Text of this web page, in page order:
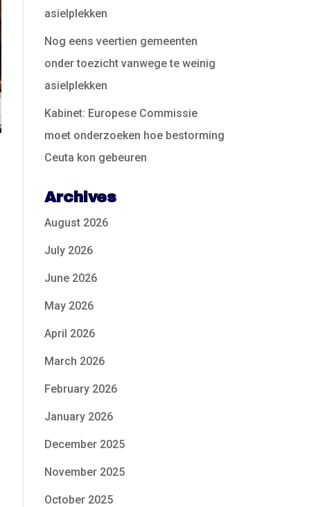
asielplekken
Nog eens veertien gemeenten
onder toezicht vanwege te weinig
asielplekken
Kabinet: Europese Commissie
moet onderzoeken hoe bestorming
Ceuta kon gebeuren
Archives
August 2026
July 2026
June 2026
May 2026
April 2026
March 2026
February 2026
January 2026
December 2025
November 2025
October 2025